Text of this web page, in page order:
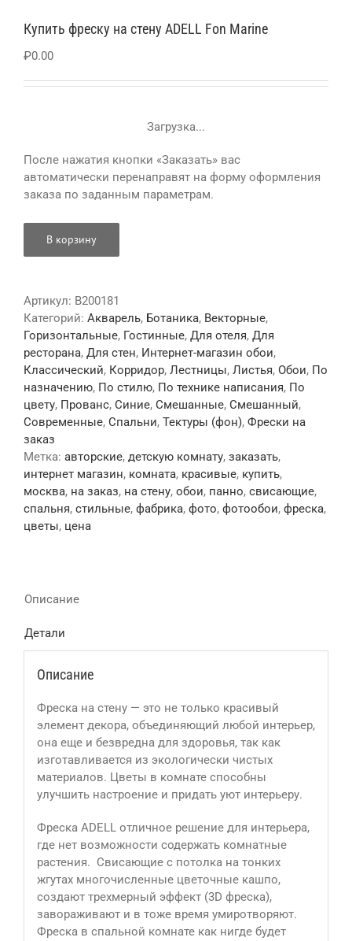
Купить фреску на стену ADELL Fon Marine
₽0.00
Загрузка...
После нажатия кнопки «Заказать» вас
автоматически перенаправят на форму оформления
заказа по заданным параметрам.
В корзину
Артикул: B200181
Категорий: Акварель, Ботаника, Векторные,
Горизонтальные, Гостинные, Для отеля, Для
ресторана, Для стен, Интернет-магазин обои,
Классический, Корридор, Лестницы, Листья, Обои, По
назначению, По стилю, По технике написания, По
цвету, Прованс, Синие, Смешанные, Смешанный,
Современные, Спальни, Тектуры (фон), Фрески на
заказ
Метка: авторские, детскую комнату, заказать,
интернет магазин, комната, красивые, купить,
москва, на заказ, на стену, обои, панно, свисающие,
спальня, стильные, фабрика, фото, фотообои, фреска,
цветы, цена
Описание
Детали
Описание
Фреска на стену — это не только красивый
элемент декора, объединяющий любой интерьер,
она еще и безвредна для здоровья, так как
изготавливается из экологически чистых
материалов. Цветы в комнате способны
улучшить настроение и придать уют интерьеру.
Фреска ADELL отличное решение для интерьера,
где нет возможности содержать комнатные
растения. Свисающие с потолка на тонких
жгутах многочисленные цветочные кашпо,
создают трехмерный эффект (3D фреска),
завораживают и в тоже время умиротворяют.
Фреска в спальной комнате как нигде будет